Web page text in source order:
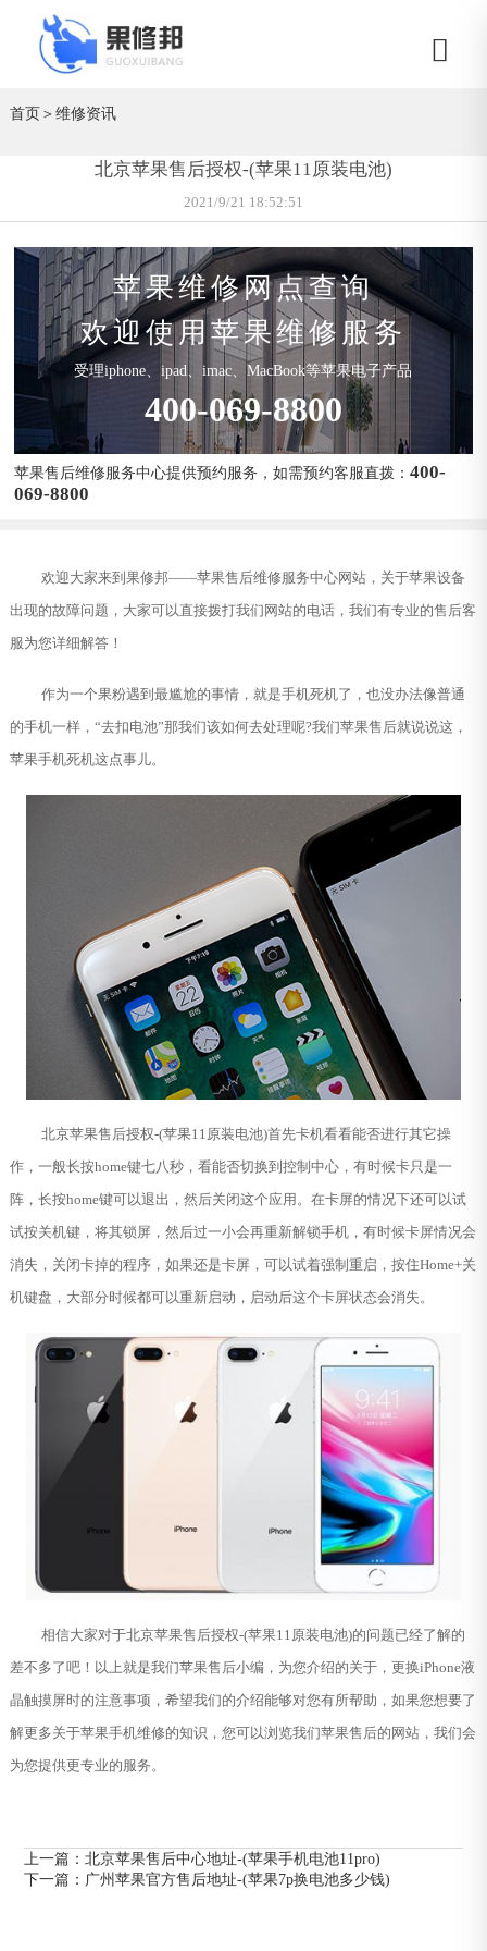
首页＞维修资讯
北京苹果售后授权-(苹果11原装电池)
2021/9/21 18:52:51
苹果维修网点查询
欢迎使用苹果维修服务
受理iphone、ipad、imac、MacBook等苹果电子产品
400-069-8800
苹果售后维修服务中心提供预约服务，如需预约客服直拨：400-
069-8800
欢迎大家来到果修邦——苹果售后维修服务中心网站，关于苹果设备
出现的故障问题，大家可以直接拨打我们网站的电话，我们有专业的售后客
服为您详细解答！
作为一个果粉遇到最尴尬的事情，就是手机死机了，也没办法像普通
的手机一样，“去扣电池”那我们该如何去处理呢?我们苹果售后就说说这，
苹果手机死机这点事儿。
北京苹果售后授权-(苹果11原装电池)首先卡机看看能否进行其它操
作，一般长按home键七八秒，看能否切换到控制中心，有时候卡只是一
阵，长按home键可以退出，然后关闭这个应用。在卡屏的情况下还可以试
试按关机键，将其锁屏，然后过一小会再重新解锁手机，有时候卡屏情况会
消失，关闭卡掉的程序，如果还是卡屏，可以试着强制重启，按住Home+关
机键盘，大部分时候都可以重新启动，启动后这个卡屏状态会消失。
相信大家对于北京苹果售后授权-(苹果11原装电池)的问题已经了解的
差不多了吧！以上就是我们苹果售后小编，为您介绍的关于，更换iPhone液
晶触摸屏时的注意事项，希望我们的介绍能够对您有所帮助，如果您想要了
解更多关于苹果手机维修的知识，您可以浏览我们苹果售后的网站，我们会
为您提供更专业的服务。
上一篇：北京苹果售后中心地址-(苹果手机电池11pro)
下一篇： 广州苹果官方售后地址-(苹果7p换电池多少钱)